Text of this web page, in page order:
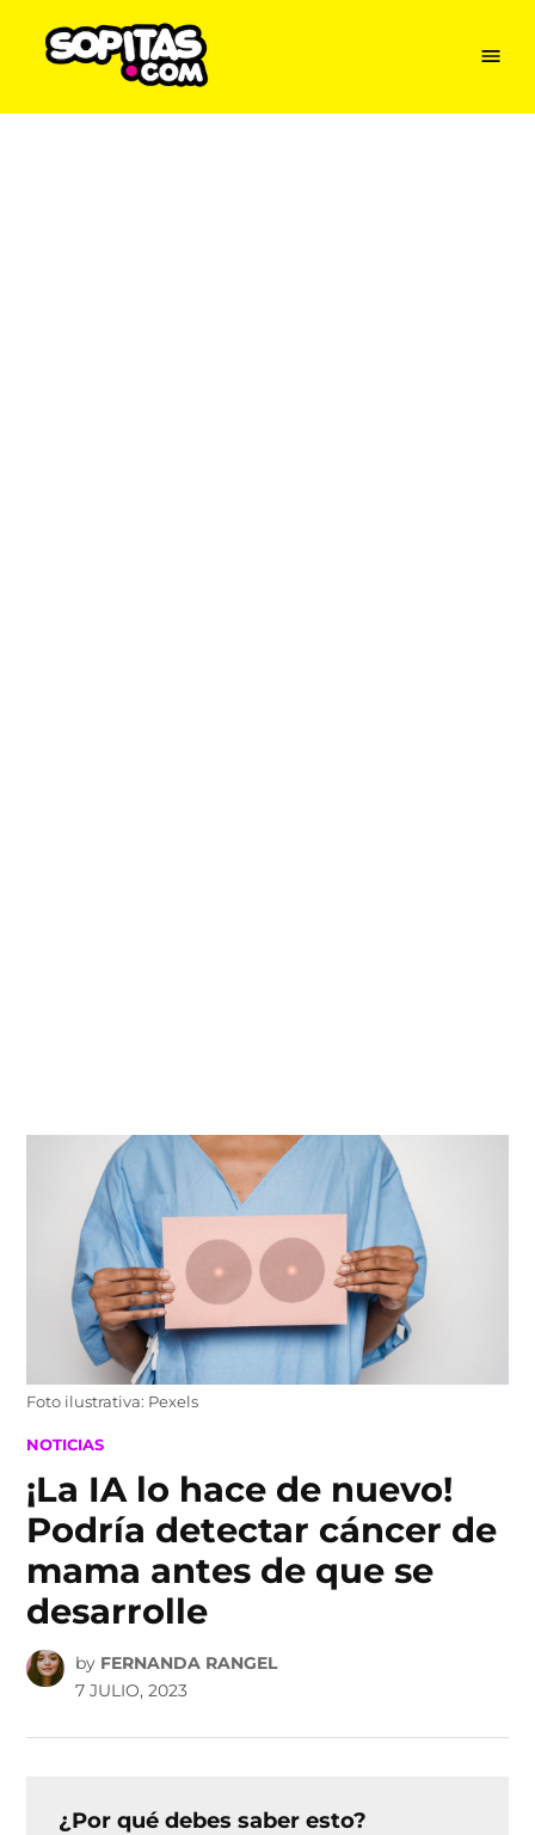
Menu
Foto ilustrativa: Pexels
POSTED
NOTICIAS
¡La IA lo hace de nuevo!
Podría detectar cáncer de
mama antes de que se
desarrolle
by FERNANDA RANGEL
7 JULIO, 2023
¿Por qué debes saber esto?